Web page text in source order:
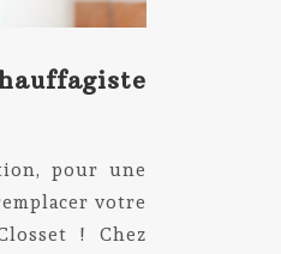
pour une
votre
! Chez